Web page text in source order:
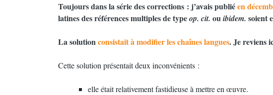
Toujours dans la série des corrections : j’avais publiéen
latines des références multiples de typeop. cit. ouibidem. soient
La solutionconsistait à modifier les chaînes langues. Je reviens
Cette solution présentait deux inconvénients :
elle était relativement fastidieuse à mettre en œuvre.